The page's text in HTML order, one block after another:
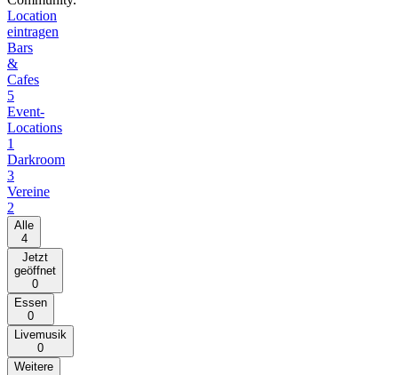
Location
eintragen
Bars
&
Cafes
5
Event-
Locations
1
Darkroom
3
Vereine
2
Alle
4
Jetzt
geöffnet
0
Essen
0
Livemusik
0
Weitere